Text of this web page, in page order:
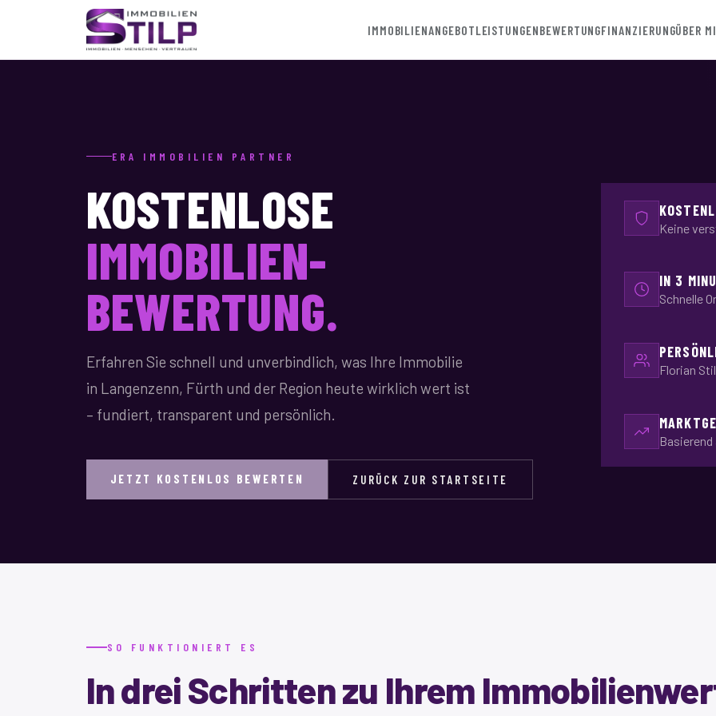
IMMOBILIENANGEBOTLEISTUNGENBEWERTUNGFINANZIERUNGÜBER
ERA IMMOBILIEN PARTNER
KOSTENLOSE
IMMOBILIEN-
BEWERTUNG.
Erfahren Sie schnell und unverbindlich, was Ihre Immobilie
in Langenzenn, Fürth und der Region heute wirklich wert ist
– fundiert, transparent und persönlich.
JETZT KOSTENLOS BEWERTEN ZURÜCK ZUR STARTSEITE
Keine
IN 3
Schnelle
Florian
SO FUNKTIONIERT ES
In drei Schritten zu Ihrem